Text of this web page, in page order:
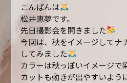
こんばんは
松井恵夢です。
先日撮影会を開きました
今回は、秋をイメージしてナ
してみました
カラーは秋っぽいイメージで
カットも動きが出やすいよう